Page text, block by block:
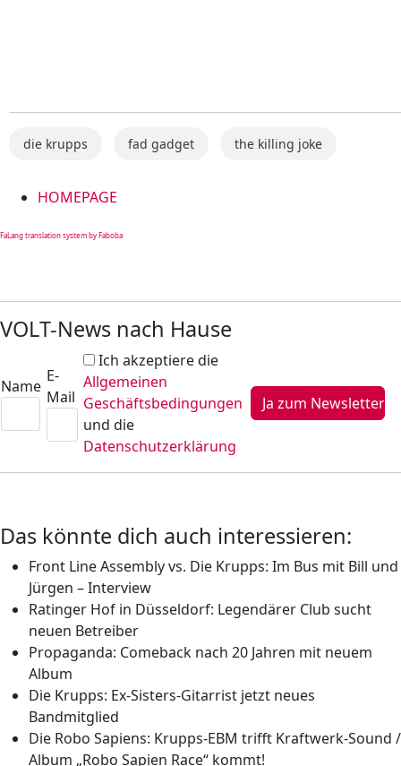
die krupps fad gadget the killing joke
HOMEPAGE
FaLang translation system by Faboba
VOLT-News nach Hause
Name
E-
Mail
Ich akzeptiere die
Allgemeinen
Geschäftsbedingungen
und die
Datenschutzerklärung
Das könnte dich auch interessieren:
Front Line Assembly vs. Die Krupps: Im Bus mit Bill und
Jürgen – Interview
Ratinger Hof in Düsseldorf: Legendärer Club sucht
neuen Betreiber
Propaganda: Comeback nach 20 Jahren mit neuem
Album
Die Krupps: Ex-Sisters-Gitarrist jetzt neues
Bandmitglied
Die Robo Sapiens: Krupps-EBM trifft Kraftwerk-Sound /
Album „Robo Sapien Race“ kommt!